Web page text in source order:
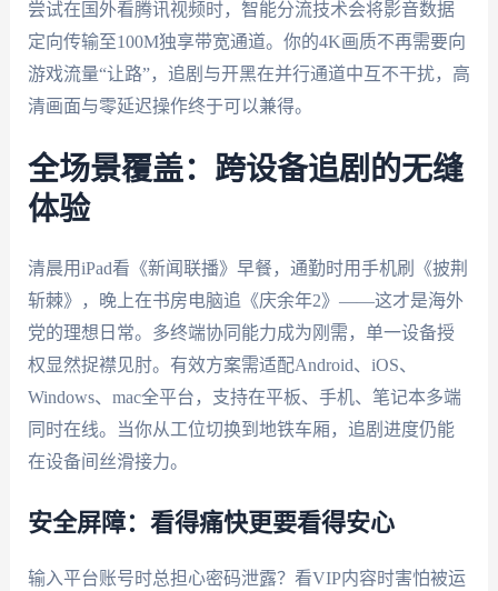
尝试在国外看腾讯视频时，智能分流技术会将影音数据
定向传输至100M独享带宽通道。你的4K画质不再需要向
游戏流量“让路”，追剧与开黑在并行通道中互不干扰，高
清画面与零延迟操作终于可以兼得。
全场景覆盖：跨设备追剧的无缝
体验
清晨用iPad看《新闻联播》早餐，通勤时用手机刷《披荆
斩棘》，晚上在书房电脑追《庆余年2》——这才是海外
党的理想日常。多终端协同能力成为刚需，单一设备授
权显然捉襟见肘。有效方案需适配Android、iOS、
Windows、mac全平台，支持在平板、手机、笔记本多端
同时在线。当你从工位切换到地铁车厢，追剧进度仍能
在设备间丝滑接力。
安全屏障：看得痛快更要看得安心
输入平台账号时总担心密码泄露？看VIP内容时害怕被运